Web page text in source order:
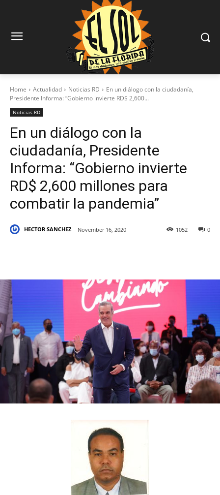
Home Actualidad Noticias RD
En un diálogo con la ciudadanía,
Presidente Informa: “Gobierno invierte RD$ 2,600...
Noticias RD
En un diálogo con la
ciudadanía, Presidente
Informa: “Gobierno invierte
RD$ 2,600 millones para
combatir la pandemia”
HECTOR SANCHEZ November 16, 2020 0
1052